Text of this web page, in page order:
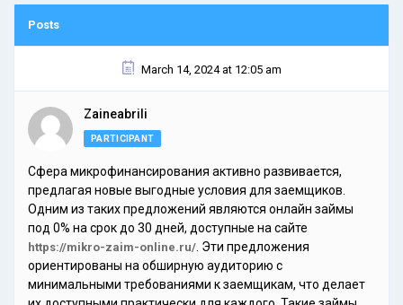
Posts
March 14, 2024 at 12:05 am
Zaineabrili
PARTICIPANT
Сфера микрофинансирования активно развивается,
предлагая новые выгодные условия для заемщиков.
Одним из таких предложений являются онлайн займы
под 0% на срок до 30 дней, доступные на сайте
https://mikro-zaim-online.ru/ . Эти предложения
ориентированы на обширную аудиторию с
минимальными требованиями к заемщикам, что делает